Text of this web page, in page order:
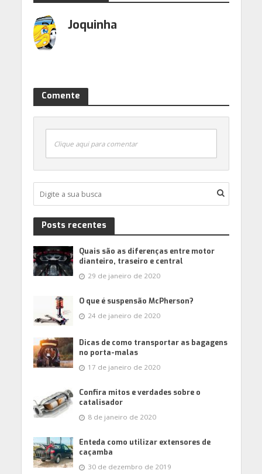
Joquinha
Comente
Clique aqui para comentar
Posts recentes
Quais são as diferenças entre motor
dianteiro, traseiro e central
29 de janeiro de 2020
O que é suspensão McPherson?
24 de janeiro de 2020
Dicas de como transportar as bagagens
no porta-malas
17 de janeiro de 2020
Confira mitos e verdades sobre o
catalisador
8 de janeiro de 2020
Enteda como utilizar extensores de
caçamba
30 de dezembro de 2019